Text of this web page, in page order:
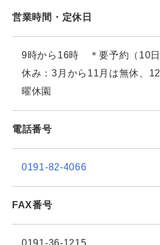
営業時間・定休日
9時から16時 ＊要予約（10日
休み：3月から11月は無休、
曜休園
電話番号
0191-82-4066
FAX番号
0191-36-1215